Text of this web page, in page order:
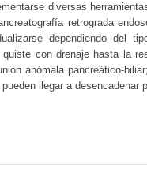
diversas
retrograda
dependiendo del
con drenaje hasta la
anómala pancreático-
llegar a desencadenar